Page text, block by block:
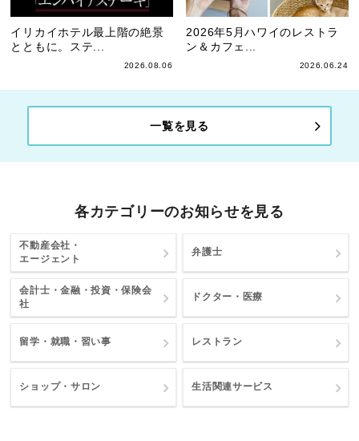
イリカイホテル最上階の絶景
とともに。ステ...
2026.08.06
2026年5月ハワイのレストラ
ン＆カフェ...
2026.06.24
一覧を見る
各カテゴリーのお知らせを見る
不動産会社・
エージェント
弁護士
会計士・金融・投資・保険会
社
ドクター・医療
留学・就職・習い事 レストラン
ショップ・サロン 生活関連サービス